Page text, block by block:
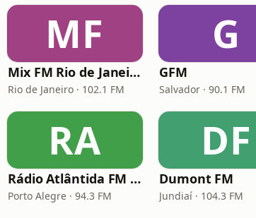
MF
Mix FM Rio de Janeiro
Rio de Janeiro · 102.1 FM
G
GFM
Salvador · 90.1 FM
RA
Rádio Atlântida FM Porto Alegre
Porto Alegre · 94.3 FM
DF
Dumont FM
Jundiaí · 104.3 FM